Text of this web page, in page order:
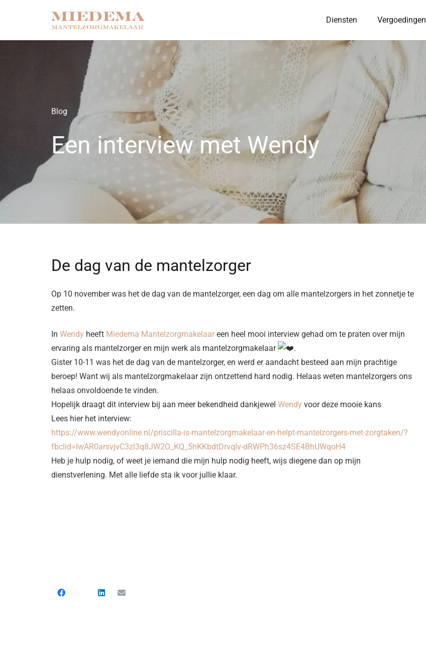
Diensten Vergoedingen
Blog
Een interview met Wendy
De dag van de mantelzorger
Op 10 november was het de dag van de mantelzorger, een dag om alle mantelzorgers in het zonnetje te
zetten.
In Wendy heeft Miedema Mantelzorgmakelaar een heel mooi interview gehad om te praten over mijn
ervaring als mantelzorger en mijn werk als mantelzorgmakelaar
.
Gister 10-11 was het de dag van de mantelzorger, en werd er aandacht besteed aan mijn prachtige
beroep! Want wij als mantelzorgmakelaar zijn ontzettend hard nodig. Helaas weten mantelzorgers ons
helaas onvoldoende te vinden.
Hopelijk draagt dit interview bij aan meer bekendheid dankjewel Wendy voor deze mooie kans
Lees hier het interview:
https://www.wendyonline.nl/priscilla-is-mantelzorgmakelaar-en-helpt-mantelzorgers-met-zorgtaken/?
fbclid=IwAR0arsvjvC3zl3q8JW2O_KQ_5hKKbdtDrvqlv-dRWPh36sz4SE4BhUWqoH4
Heb je hulp nodig, of weet je iemand die mijn hulp nodig heeft, wijs diegene dan op mijn
dienstverlening. Met alle liefde sta ik voor jullie klaar.